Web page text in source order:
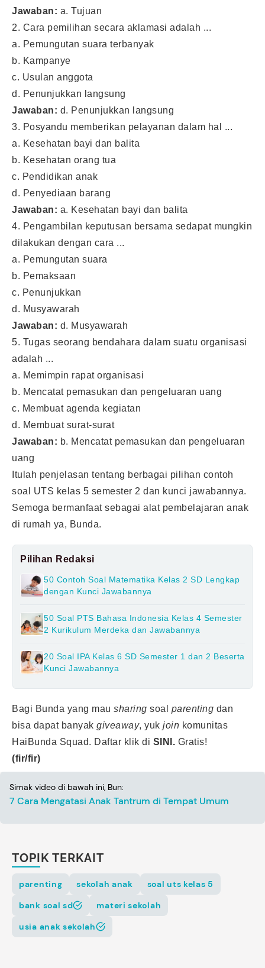
Jawaban: a. Tujuan
2. Cara pemilihan secara aklamasi adalah ...
a. Pemungutan suara terbanyak
b. Kampanye
c. Usulan anggota
d. Penunjukkan langsung
Jawaban: d. Penunjukkan langsung
3. Posyandu memberikan pelayanan dalam hal ...
a. Kesehatan bayi dan balita
b. Kesehatan orang tua
c. Pendidikan anak
d. Penyediaan barang
Jawaban: a. Kesehatan bayi dan balita
4. Pengambilan keputusan bersama sedapat mungkin
dilakukan dengan cara ...
a. Pemungutan suara
b. Pemaksaan
c. Penunjukkan
d. Musyawarah
Jawaban: d. Musyawarah
5. Tugas seorang bendahara dalam suatu organisasi
adalah ...
a. Memimpin rapat organisasi
b. Mencatat pemasukan dan pengeluaran uang
c. Membuat agenda kegiatan
d. Membuat surat-surat
Jawaban: b. Mencatat pemasukan dan pengeluaran
uang
Itulah penjelasan tentang berbagai pilihan contoh
soal UTS kelas 5 semester 2 dan kunci jawabannya.
Semoga bermanfaat sebagai alat pembelajaran anak
di rumah ya, Bunda.
Pilihan Redaksi
50 Contoh Soal Matematika Kelas 2 SD Lengkap
dengan Kunci Jawabannya
50 Soal PTS Bahasa Indonesia Kelas 4 Semester
2 Kurikulum Merdeka dan Jawabannya
20 Soal IPA Kelas 6 SD Semester 1 dan 2 Beserta
Kunci Jawabannya
Bagi Bunda yang mau sharing soal parenting dan
bisa dapat banyak giveaway, yuk join komunitas
HaiBunda Squad. Daftar klik di SINI. Gratis!
(fir/fir)
Simak video di bawah ini, Bun:
7 Cara Mengatasi Anak Tantrum di Tempat Umum
TOPIK TERKAIT
parenting sekolah anak
soal uts kelas 5
bank soal sd
materi sekolah
usia anak sekolah